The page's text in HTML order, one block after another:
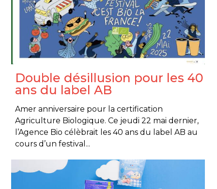
Double désillusion pour les 40
ans du label AB
Amer anniversaire pour la certification
Agriculture Biologique. Ce jeudi 22 mai dernier,
l’Agence Bio célèbrait les 40 ans du label AB au
cours d’un festival...